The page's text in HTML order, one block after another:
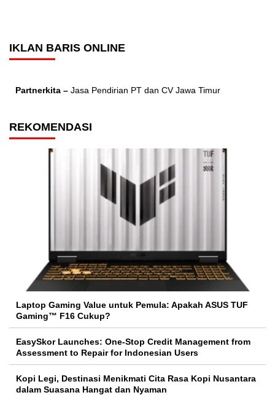
IKLAN BARIS ONLINE
Partnerkita – Jasa Pendirian PT dan CV Jawa Timur
REKOMENDASI
Laptop Gaming Value untuk Pemula: Apakah ASUS TUF
Gaming™ F16 Cukup?
EasySkor Launches: One-Stop Credit Management from
Assessment to Repair for Indonesian Users
Kopi Legi, Destinasi Menikmati Cita Rasa Kopi Nusantara
dalam Suasana Hangat dan Nyaman